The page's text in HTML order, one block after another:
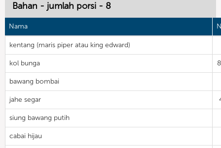
Bahan - jumlah porsi - 8
Nama
kentang (maris piper atau king edward)
kol bunga
bawang bombai
jahe segar
siung bawang putih
cabai hijau